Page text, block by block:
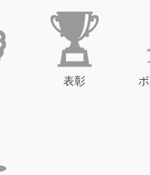
表彰